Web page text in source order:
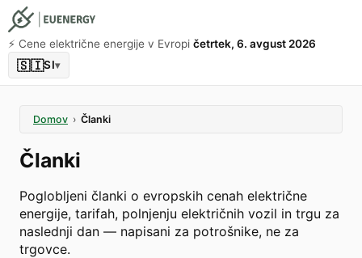
⚡️ Cene električne energije v Evropi četrtek, 6. avgust 2026
🇸🇮SI▾
Domov › Članki
Članki
Poglobljeni članki o evropskih cenah električne
energije, tarifah, polnjenju električnih vozil in trgu za
naslednji dan — napisani za potrošnike, ne za
trgovce.